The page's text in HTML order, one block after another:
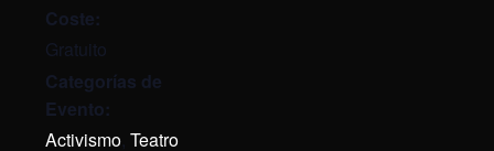
Coste:
Gratuito
Categorías de
Evento:
Activismo, Teatro